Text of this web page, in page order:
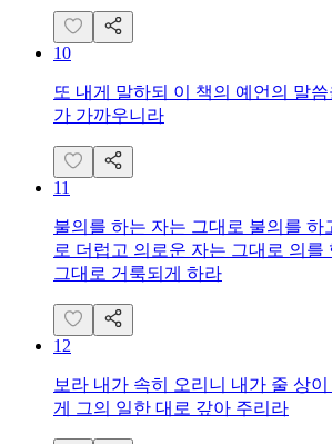
10
또 내게 말하되 이 책의 예언의 말
가 가까우니라
11
불의를 하는 자는 그대로 불의를 하
로 더럽고 의로운 자는 그대로 의를
그대로 거룩되게 하라
12
보라 내가 속히 오리니 내가 줄 상
게 그의 일한 대로 갚아 주리라